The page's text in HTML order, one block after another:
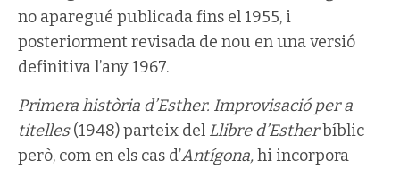
no aparegué publicada fins el 1955, i
posteriorment revisada de nou en una versió
definitiva l’any 1967.
Primera història d’Esther. Improvisació per a
titelles(1948) parteix del Llibre d’Estherbíblic
però, com en els cas d’Antígona,hi incorpora